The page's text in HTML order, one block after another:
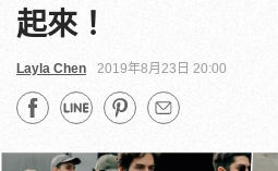
起來！
Layla Chen 2019年8月23日 20:00